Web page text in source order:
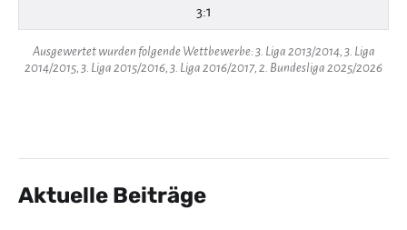
3:1
Ausgewertet wurden folgende Wettbewerbe: 3. Liga 2013/2014, 3. Liga
2014/2015, 3. Liga 2015/2016, 3. Liga 2016/2017, 2. Bundesliga 2025/2026
Aktuelle Beiträge